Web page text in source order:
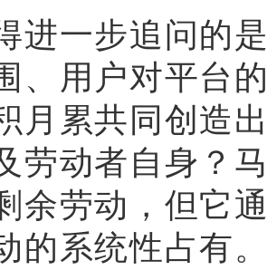
一步追问的是
、用户对平台
月累共同创造
劳动者自身？
余劳动，但它
的系统性占有